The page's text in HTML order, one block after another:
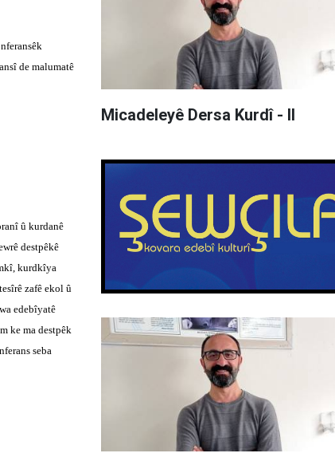
de malumatê
û kurdanê
destpêkê
kurdkîya
zafê ekol û
edebîyatê
ke ma destpêk
seba
Micadeleyê Dersa Kurdî - II